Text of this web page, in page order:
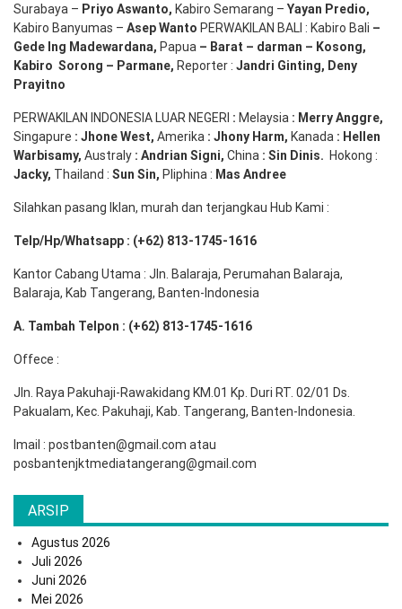
Surabaya – Priyo Aswanto, Kabiro Semarang – Yayan Predio,
Kabiro Banyumas – AsepWanto PERWAKILAN BALI : Kabiro Bali –
Gede Ing Madewardana, Papua – Barat – darman – Kosong,
Kabiro Sorong – Parmane, Reporter : Jandri Ginting, Deny
Prayitno
PERWAKILAN INDONESIA LUAR NEGERI : Melaysia : MerryAnggre,
Singapure : JhoneWest, Amerika : Jhony Harm, Kanada : Hellen
Warbisamy, Australy : Andrian Signi, China : Sin Dinis. Hokong :
Jacky, Thailand : Sun Sin, Pliphina : Mas Andree
Silahkan pasang Iklan, murah dan terjangkau Hub Kami :
Telp/Hp/Whatsapp : (+62) 813-1745-1616
Kantor Cabang Utama : Jln. Balaraja, Perumahan Balaraja,
Balaraja, Kab Tangerang, Banten-Indonesia
A. Tambah Telpon : (+62) 813-1745-1616
Offece :
Jln. Raya Pakuhaji-Rawakidang KM.01 Kp. Duri RT. 02/01 Ds.
Pakualam, Kec. Pakuhaji, Kab. Tangerang, Banten-Indonesia.
Imail : postbanten@gmail.com atau
posbantenjktmediatangerang@gmail.com
ARSIP
Agustus 2026
Juli 2026
Juni 2026
Mei 2026